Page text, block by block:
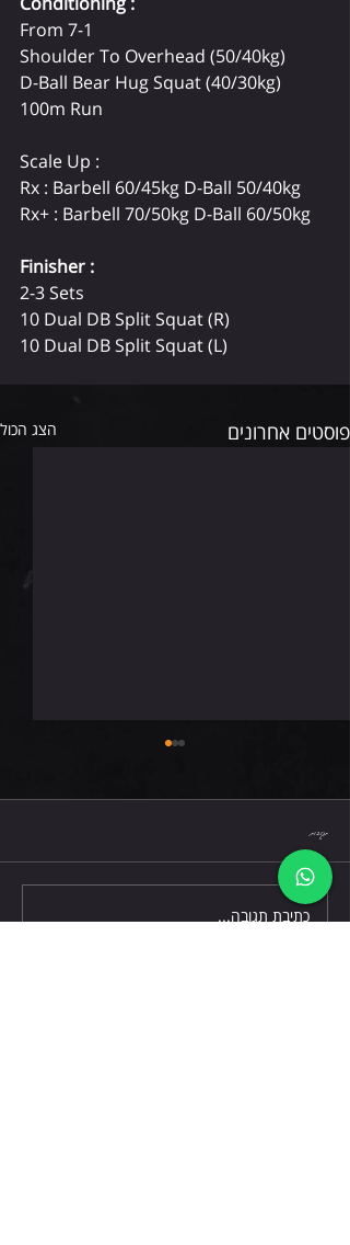
From 7-1
Shoulder To Overhead (50/40kg)
D-Ball Bear Hug Squat (40/30kg)
100m Run
Scale Up :
Rx : Barbell 60/45kg D-Ball 50/40kg
Rx+ : Barbell 70/50kg D-Ball 60/50kg
Finisher :
2-3 Sets
10 Dual DB Split Squat (R)
10 Dual DB Split Squat (L)
פוסטים אחרונים הצג הכול
תגובות
כתיבת תגובה...